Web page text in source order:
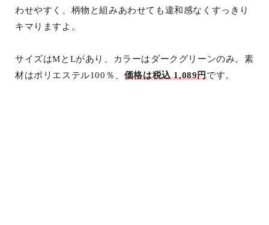
わせやすく、柄物と組みあわせても違和感なくすっきり
キマりますよ。
サイズはMとLがあり、カラーはダークグリーンのみ。素
材はポリエステル100％、 価格は税込 1,089円です。